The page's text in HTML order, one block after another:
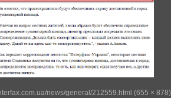
news/general/212559.html (655 × 878)